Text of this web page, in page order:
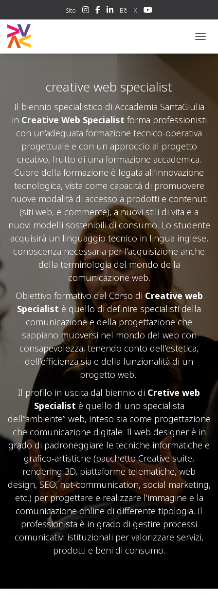
Sito Bē X
creative web specialist
Il biennio specialistico di Accademia SantaGiulia
in Creative Web Specialist forma professionisti
con un’adeguata formazione tecnico-operativa
progettuale e con un approccio al progetto
creativo, frutto di una formazione accademica.
Cuore della formazione è legata all’innovazione
tecnologica, vista come capacità di promuovere
nuove modalità di accesso a prodotti e contenuti
(siti web, e-commerce), a nuovi stili di vita e a
nuovi modelli sostenibili di consumo. Lo studente
acquisirà un linguaggio tecnico in lingua inglese,
conoscenza necessaria per l’acquisizione anche
della terminologia del mondo della
comunicazione web.
Obiettivo formativo del Corso di Creative web
Specialist è quello di definire specialisti della
comunicazione e della progettazione che
sappiano muoversi nel mondo del web con
consapevolezza, tenendo conto dell’estetica,
dell’efficienza sia e della funzionalità di un
progetto web.
Il profilo in uscita dal biennio di Cretive web
Specialist è quello di uno specialista
dell”ambiente” web, inteso sia come progettazione
che comunicazione digitale. Il web designer è in
grado di padroneggiare le tecniche informatiche e
grafico-artistiche (pacchetto Creative suite,
rendering 3D, piattaforme telematiche, web
design, SEO, net-communication, social marketing,
etc.) per progettare e realizzare l’immagine e la
comunicazione online di differente tipologia. Il
professionista è in grado di gestire processi
comunicativi istituzionali per valorizzare servizi,
prodotti e beni di consumo.